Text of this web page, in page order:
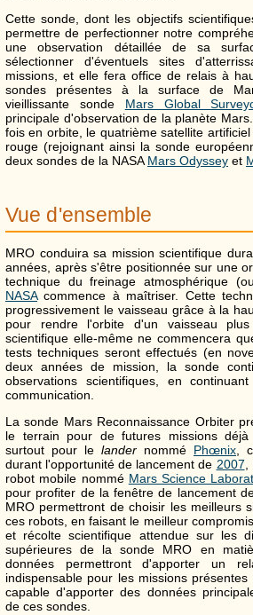
Cette sonde, dont les objectifs
permettre de perfectionner notre
une observation détaillée de sa
sélectionner d'éventuels sites
missions, et elle fera office de relais à
sondes présentes à la surface de
vieillissante sonde Mars Global
principale d'observation de la planète
fois en orbite, le quatrième satellite
rouge (rejoignant ainsi la sonde
deux sondes de la NASA Mars Odyssey et
Vue d'ensemble
MRO conduira sa mission scientifique
années, après s'être positionnée sur une
technique du freinage atmosphérique
NASAcommence à maîtriser. Cette
progressivement le vaisseau grâce à la
pour rendre l'orbite d'un vaisseau
scientifique elle-même ne commencera
tests techniques seront effectués (en
deux années de mission, la sonde
observations scientifiques, en
communication.
La sonde Mars Reconnaissance Orbiter
le terrain pour de futures missions déjà
surtout pour le lander nommé Phœnix ,
durant l'opportunité de lancement de 2007
robot mobile nommé Mars Science
pour profiter de la fenêtre de lancement
MRO permettront de choisir les meilleurs
ces robots, en faisant le meilleur
et récolte scientifique attendue sur les
supérieures de la sonde MRO en
données permettront d'apporter un
indispensable pour les missions
capable d'apporter des données
de ces sondes.